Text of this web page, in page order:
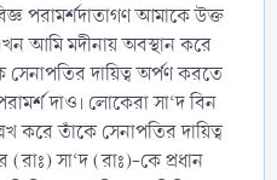
পরামর্শদাতাগণ আমাকে উক্ত
আমি মদীনায় অবস্থান করে
দাও। লোকেরা সা‘দ বিন
করে তাঁকে সেনাপতির দায়িত্ব
সা‘দ (রাঃ)-কে প্রধান